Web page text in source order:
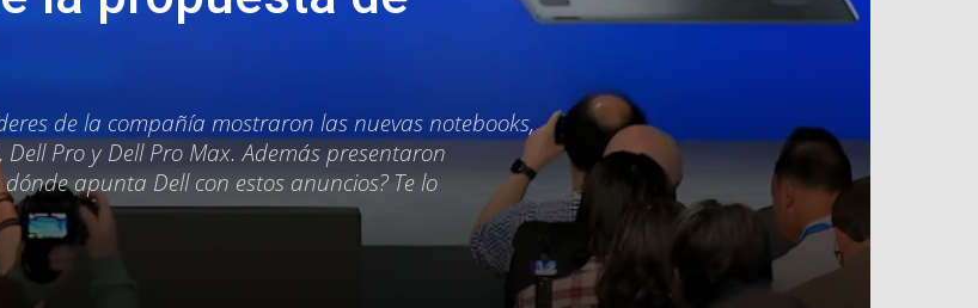
de la compañía mostraron las nuevas notebooks,
Pro y Dell Pro Max. Además presentaron
apunta Dell con estos anuncios? Te lo